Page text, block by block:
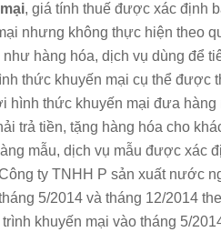
, giá tính thuế được xác định
nhưng không thực hiện theo
như hàng hóa, dịch vụ dùng để
thức khuyến mại cụ thể được
hình thức khuyến mại đưa
trả tiền, tặng hàng hóa cho
mẫu, dịch vụ mẫu được xác
ty TNHH P sản xuất nước
5/2014 và tháng 12/2014
khuyến mại vào tháng 5/